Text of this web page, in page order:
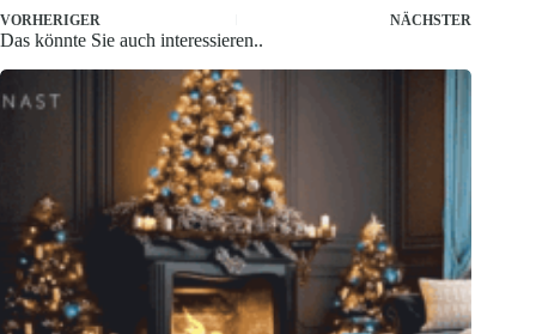
VORHERIGER NÄCHSTER
Das könnte Sie auch interessieren..